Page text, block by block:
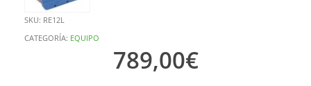
SKU: RE12L
CATEGORÍA: EQUIPO
789,00€